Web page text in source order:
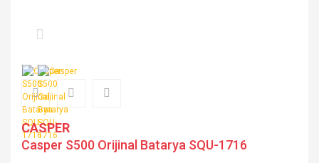
CASPER
Casper S500 Orijinal Batarya SQU-1716